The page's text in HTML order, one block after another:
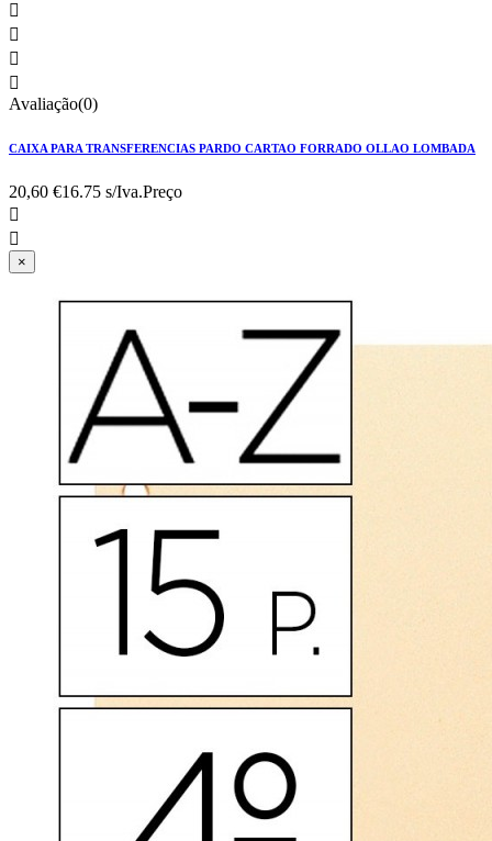




Avaliação(0)
CAIXA PARA TRANSFERENCIAS PARDO CARTAO FORRADO OLLAO LOMBADA
20,60 €16.75 s/Iva.Preço


×